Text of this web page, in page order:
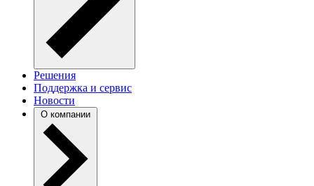
Решения
Поддержка и сервис
Новости
О компании